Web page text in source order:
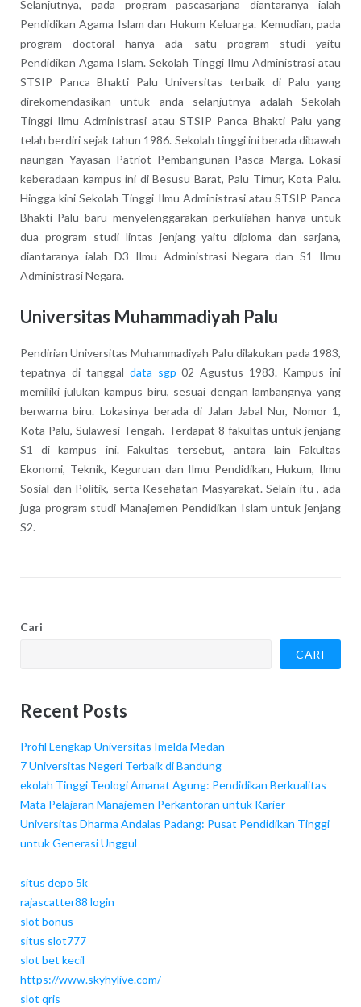
Selanjutnya, pada program pascasarjana diantaranya ialah
Pendidikan Agama Islam dan Hukum Keluarga. Kemudian, pada
program doctoral hanya ada satu program studi yaitu
Pendidikan Agama Islam. Sekolah Tinggi Ilmu Administrasi atau
STSIP Panca Bhakti Palu Universitas terbaik di Palu yang
direkomendasikan untuk anda selanjutnya adalah Sekolah
Tinggi Ilmu Administrasi atau STSIP Panca Bhakti Palu yang
telah berdiri sejak tahun 1986. Sekolah tinggi ini berada dibawah
naungan Yayasan Patriot Pembangunan Pasca Marga. Lokasi
keberadaan kampus ini di Besusu Barat, Palu Timur, Kota Palu.
Hingga kini Sekolah Tinggi Ilmu Administrasi atau STSIP Panca
Bhakti Palu baru menyelenggarakan perkuliahan hanya untuk
dua program studi lintas jenjang yaitu diploma dan sarjana,
diantaranya ialah D3 Ilmu Administrasi Negara dan S1 Ilmu
Administrasi Negara.
Universitas Muhammadiyah Palu
Pendirian Universitas Muhammadiyah Palu dilakukan pada 1983,
tepatnya di tanggal data sgp 02 Agustus 1983. Kampus ini
memiliki julukan kampus biru, sesuai dengan lambangnya yang
berwarna biru. Lokasinya berada di Jalan Jabal Nur, Nomor 1,
Kota Palu, Sulawesi Tengah. Terdapat 8 fakultas untuk jenjang
S1 di kampus ini. Fakultas tersebut, antara lain Fakultas
Ekonomi, Teknik, Keguruan dan Ilmu Pendidikan, Hukum, Ilmu
Sosial dan Politik, serta Kesehatan Masyarakat. Selain itu , ada
juga program studi Manajemen Pendidikan Islam untuk jenjang
S2.
Cari
CARI
Recent Posts
Profil Lengkap Universitas Imelda Medan
7 Universitas Negeri Terbaik di Bandung
ekolah Tinggi Teologi Amanat Agung: Pendidikan Berkualitas
Mata Pelajaran Manajemen Perkantoran untuk Karier
Universitas Dharma Andalas Padang: Pusat Pendidikan Tinggi
untuk Generasi Unggul
situs depo 5k
rajascatter88 login
slot bonus
situs slot777
slot bet kecil
https://www.skyhylive.com/
slot qris